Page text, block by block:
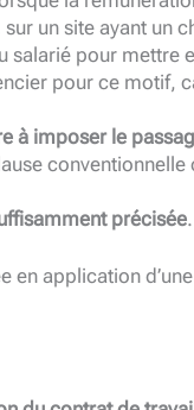
un site ayant un
salarié pour mettre
pour ce motif,
à imposer le
précisée.
en application